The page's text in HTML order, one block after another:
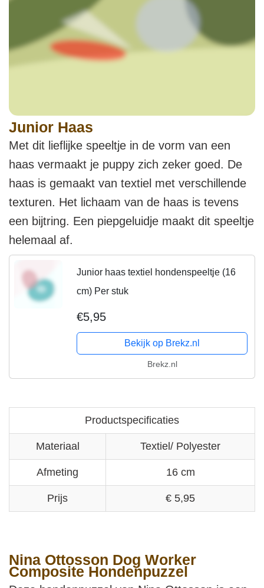
Junior Haas
Met dit lieflijke speeltje in de vorm van een
haas vermaakt je puppy zich zeker goed. De
haas is gemaakt van textiel met verschillende
texturen. Het lichaam van de haas is tevens
een bijtring. Een piepgeluidje maakt dit speeltje
helemaal af.
Junior haas textiel hondenspeeltje (16
cm) Per stuk
€5,95
Bekijk op Brekz.nl
Brekz.nl
Productspecificaties
Materiaal Textiel/ Polyester
Afmeting 16 cm
Prijs € 5,95
Nina Ottosson Dog Worker
Composite Hondenpuzzel